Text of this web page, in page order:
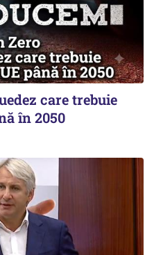
care trebuie
în 2050